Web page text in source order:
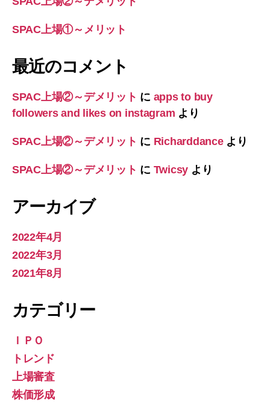
SPAC上場①～メリット
最近のコメント
SPAC上場②～デメリット に apps to buy
followers and likes on instagram より
SPAC上場②～デメリット に Richarddanceより
SPAC上場②～デメリット に Twicsy より
アーカイブ
2022年4月
2022年3月
2021年8月
カテゴリー
ＩＰＯ
トレンド
上場審査
株価形成